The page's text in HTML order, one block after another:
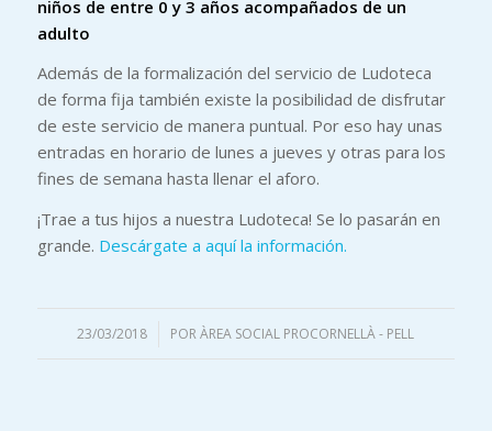
niños de entre 0 y 3 años acompañados de un
adulto
Además de la formalización del servicio de Ludoteca
de forma fija también existe la posibilidad de disfrutar
de este servicio de manera puntual. Por eso hay unas
entradas en horario de lunes a jueves y otras para los
fines de semana hasta llenar el aforo.
¡Trae a tus hijos a nuestra Ludoteca! Se lo pasarán en
grande. Descárgate a aquí la información.
23/03/2018
/ PORÀREA SOCIAL PROCORNELLÀ - PELL